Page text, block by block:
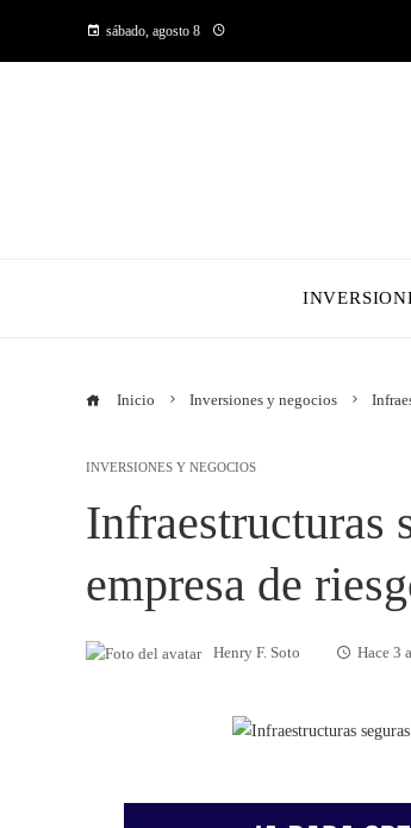
sábado, agosto 8
Inicio Inversiones y negocios
INVERSIONES Y NEGOCIOS
Infraestructuras
empresa de
Henry F. Soto Hace 3